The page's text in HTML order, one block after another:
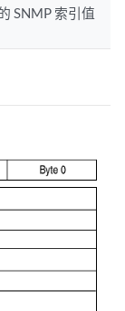
SNMP 索引值